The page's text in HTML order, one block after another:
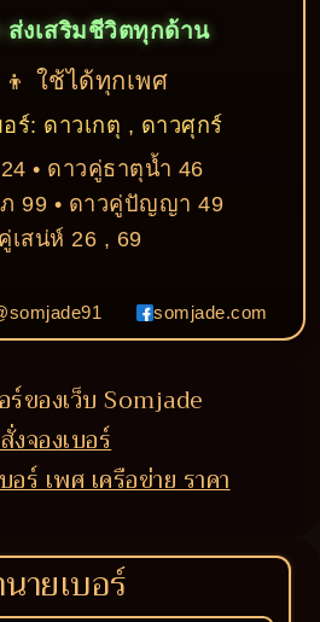
ส่งเสริมชีวิตทุกด้าน
ใช้ได้ทุกเพศ
อร์: ดาวเกตุ , ดาวศุกร์
• ดาวคู่ธาตุน้ำ 46
99 • ดาวคู่ปัญญา 49
เสน่ห์ 26 , 69
somjade.com
ร์ของเว็บ Somjade
งจองเบอร์
อร์ เพศ เครือข่าย ราคา
ายเบอร์